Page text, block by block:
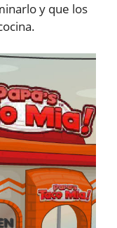
y que los